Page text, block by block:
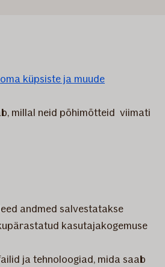
oma küpsiste ja muude
millal neid põhimõtteid viimati
andmed salvestatakse
kasutajakogemuse
ja tehnoloogiad, mida saab